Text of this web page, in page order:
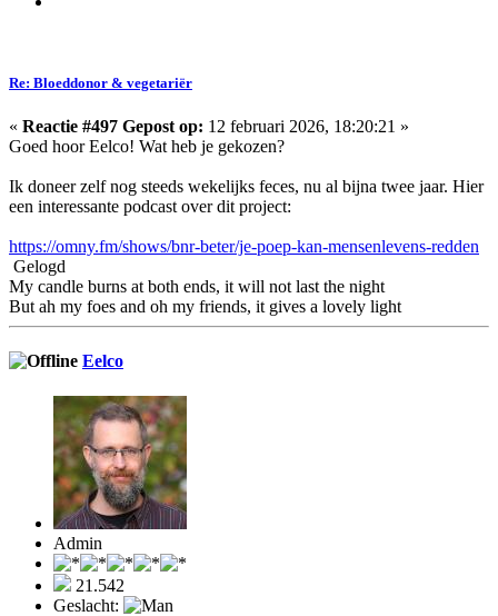
Re: Bloeddonor & vegetariër
« Reactie #497 Gepost op: 12 februari 2026, 18:20:21 »
Goed hoor Eelco! Wat heb je gekozen?
Ik doneer zelf nog steeds wekelijks feces, nu al bijna twee jaar. Hier
een interessante podcast over dit project:
https://omny.fm/shows/bnr-beter/je-poep-kan-mensenlevens-redden
Gelogd
My candle burns at both ends, it will not last the night
But ah my foes and oh my friends, it gives a lovely light
Eelco
Admin
21.542
Geslacht: